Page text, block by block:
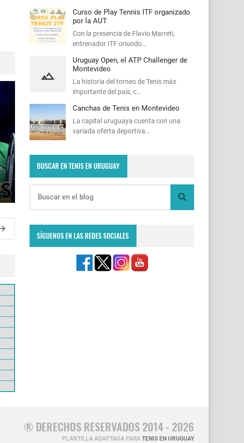
Curso de Play Tennis ITF organizado
por la AUT
Con la presencia de Flavio Marreti,
entrenador ITF oriundo…
Uruguay Open, el ATP Challenger de
Montevideo
La historia del torneo de Tenis más
importante del país, c…
Canchas de Tenis en Montevideo
La capital uruguaya cuenta con una
variada oferta deportiva…
BUSCAR EN TENIS EN URUGUAY
SÍGUENOS EN LAS REDES SOCIALES
® DERECHOS RESERVADOS 2014 - 2026
PLANTILLA ADAPTADA PARA TENIS EN URUGUAY